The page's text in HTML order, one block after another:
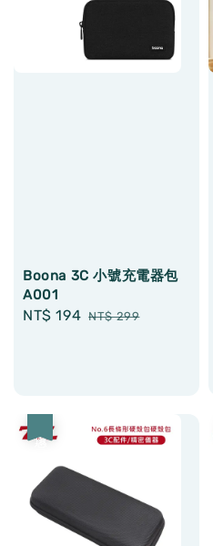
Boona 3C 小號充電器包
A001
Sale
NT$ 194 Regular
NT$ 299